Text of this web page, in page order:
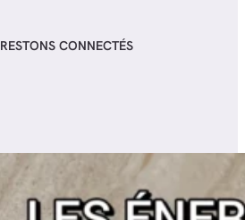
RESTONS CONNECTÉS